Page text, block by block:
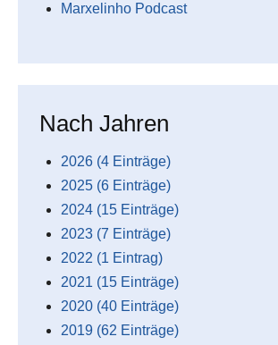
Marxelinho Podcast
Nach Jahren
2026 (4 Einträge)
2025 (6 Einträge)
2024 (15 Einträge)
2023 (7 Einträge)
2022 (1 Eintrag)
2021 (15 Einträge)
2020 (40 Einträge)
2019 (62 Einträge)